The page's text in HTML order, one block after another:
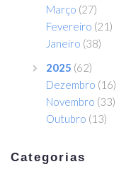
Março (27)
Fevereiro (21)
Janeiro (38)
2025 (62)
Dezembro (16)
Novembro (33)
Outubro (13)
Categorias